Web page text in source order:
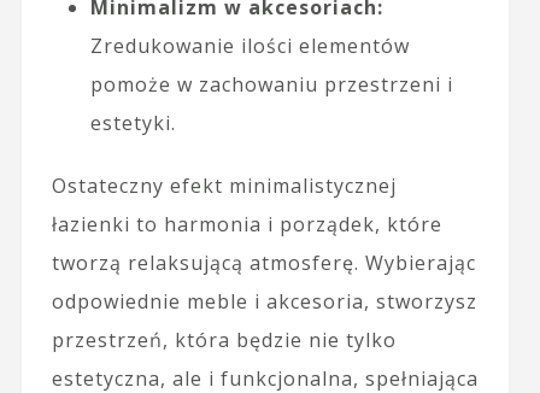
Minimalizm w akcesoriach:
Zredukowanie ilości elementów
pomoże w zachowaniu przestrzeni i
estetyki.
Ostateczny efekt minimalistycznej
łazienki to harmonia i porządek, które
tworzą relaksującą atmosferę. Wybierając
odpowiednie meble i akcesoria, stworzysz
przestrzeń, która będzie nie tylko
estetyczna, ale i funkcjonalna, spełniająca